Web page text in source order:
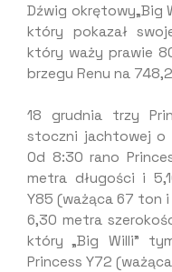
Dźwig okrętowy„Big
który pokazał
który waży prawie
brzegu Renu na
18 grudnia trzy
stoczni jachtowej o
Od 8:30 rano
metra długości i
Y85 (ważąca 67 ton
6,30 metra
który „Big Willi”
Princess Y72